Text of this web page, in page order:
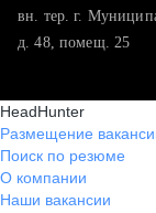
вн. тер. г.
д. 48, помещ. 25
HeadHunter
Размещение
Поиск по резюме
О компании
Наши вакансии